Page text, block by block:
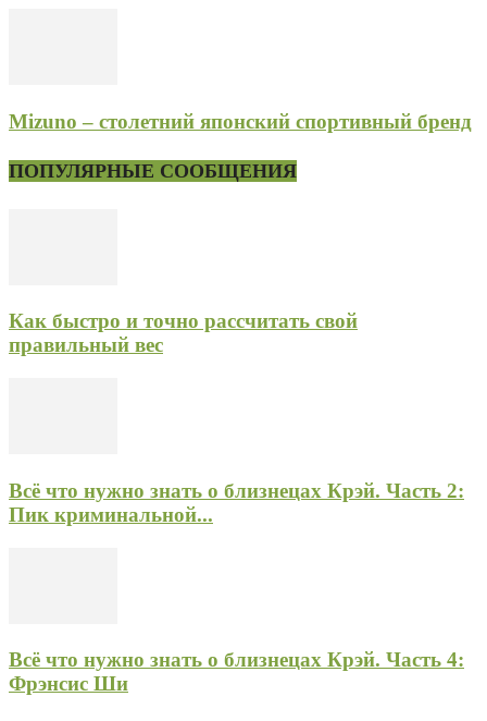
Mizuno – столетний японский спортивный бренд
ПОПУЛЯРНЫЕ СООБЩЕНИЯ
Как быстро и точно рассчитать свой
правильный вес
Всё что нужно знать о близнецах Крэй. Часть 2:
Пик криминальной...
Всё что нужно знать о близнецах Крэй. Часть 4:
Фрэнсис Ши